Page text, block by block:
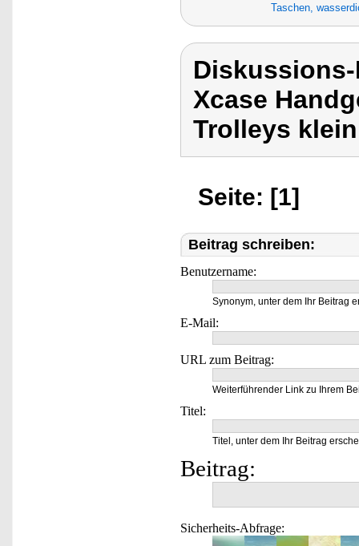
Taschen,
Xcase
Trolleys
Seite: [1]
Beitrag schreiben:
Benutzername:
Synonym, unter dem Ihr Beitrag
E-Mail:
URL zum Beitrag:
Weiterführender Link zu Ihrem
Titel:
Titel, unter dem Ihr Beitrag
Beitrag:
Sicherheits-Abfrage: